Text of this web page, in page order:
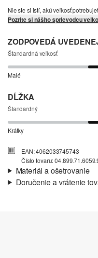
Nie ste si istí, akú veľkosť
Pozrite si nášho sprievodcu
ZODPOVEDÁ
Štandardná veľkosť
Malé
DĹŽKA
Štandardný
Krátky
EAN: 4062033745743
Číslo tovaru:
Materiál a ošetrovanie
Doručenie a vrátenie